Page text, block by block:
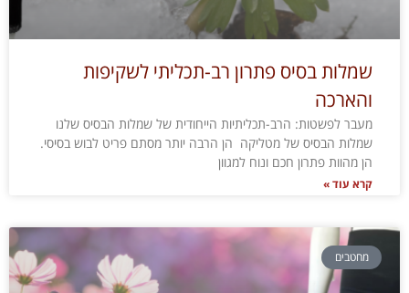
שמלות בסיס פתרון רב-תכליתי לשקיפות
והארכה
מעבר לפשטות: הרב-תכליתיות הייחודית של שמלות הבסיס שלנו
שמלות הבסיס של מטליקה הן הרבה יותר מסתם פריט לבוש בסיסי.
הן מהוות פתרון חכם ונוח למגוון
קרא עוד »
מחטבים